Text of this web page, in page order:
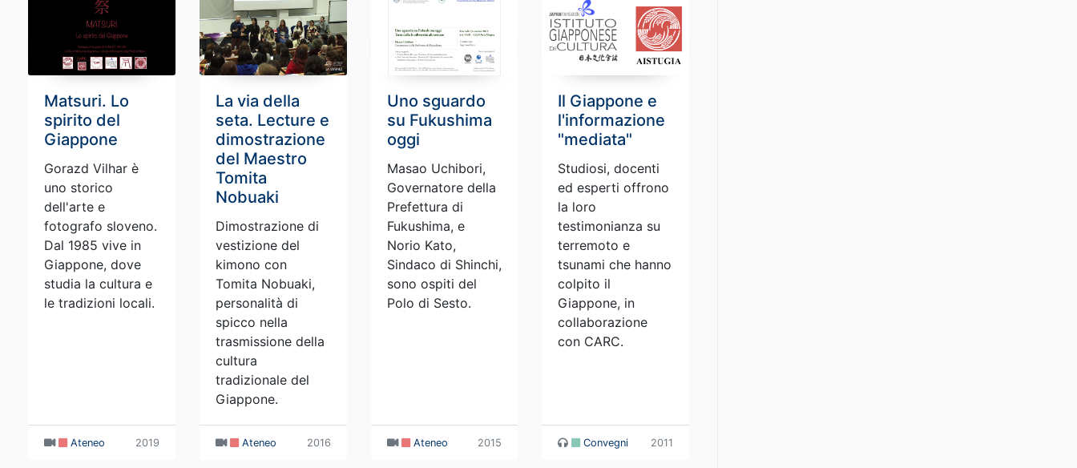
Matsuri. Lo
spirito del
Giappone
Gorazd Vilhar è
uno storico
dell'arte e
fotografo sloveno.
Dal 1985 vive in
Giappone, dove
studia la cultura e
le tradizioni locali.
Ateneo 2019
La via della
seta. Lecture e
dimostrazione
del Maestro
Tomita
Nobuaki
Dimostrazione di
vestizione del
kimono con
Tomita Nobuaki,
personalità di
spicco nella
trasmissione della
cultura
tradizionale del
Giappone.
Ateneo 2016
Uno sguardo
su Fukushima
oggi
Masao Uchibori,
Governatore della
Prefettura di
Fukushima, e
Norio Kato,
Sindaco di Shinchi,
sono ospiti del
Polo di Sesto.
Ateneo 2015
Il Giappone e
l'informazione
"mediata"
Studiosi, docenti
ed esperti offrono
la loro
testimonianza su
terremoto e
tsunami che hanno
colpito il
Giappone, in
collaborazione
con CARC.
Convegni 2011